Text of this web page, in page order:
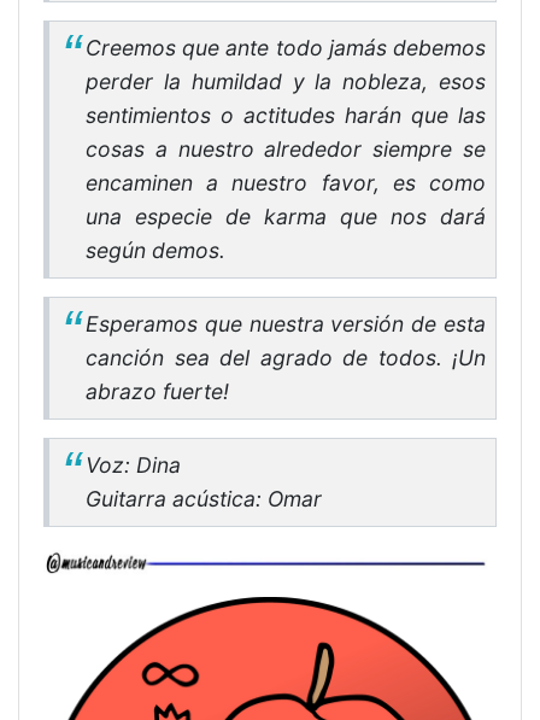
Creemos que ante todo jamás debemos
perder la humildad y la nobleza, esos
sentimientos o actitudes harán que las
cosas a nuestro alrededor siempre se
encaminen a nuestro favor, es como
una especie de karma que nos dará
según demos.
Esperamos que nuestra versión de esta
canción sea del agrado de todos. ¡Un
abrazo fuerte!
Voz: Dina
Guitarra acústica: Omar